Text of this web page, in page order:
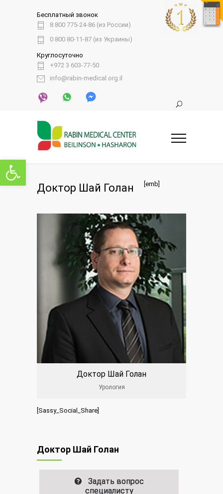
Открыть панель инструментов
Бесплатный звонок
8 800 775-24-86 (из России)
0 800 80-11-87 (из Украины)
Круглосуточно
+972 3 603-77-50
info@rabin-medical.org.il
Доктор Шай Голан [emb]
Доктор Шай Голан
Урология
[Sassy_Social_Share]
Доктор Шай Голан
Задать вопрос
специалисту